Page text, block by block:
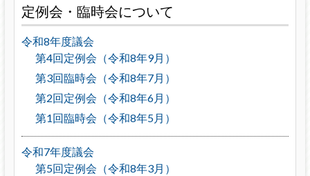
定例会・臨時会について
令和8年度議会
第4回定例会（令和8年9月）
第3回臨時会（令和8年7月）
第2回定例会（令和8年6月）
第1回臨時会（令和8年5月）
令和7年度議会
第5回定例会（令和8年3月）